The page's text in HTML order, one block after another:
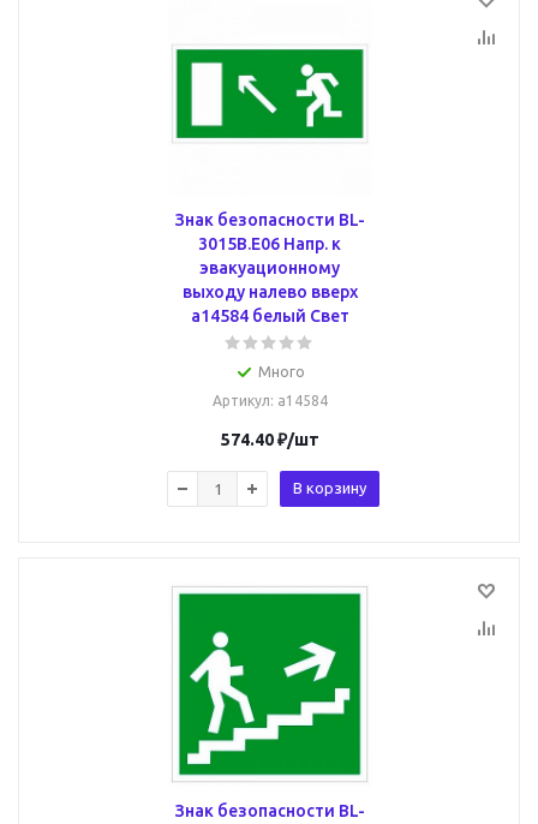
Знак безопасности BL-
3015B.E06 Напр. к
эвакуационному
выходу налево вверх
a14584 белый Свет
Много
Артикул: a14584
574.40₽/шт
В корзину
Знак безопасности BL-